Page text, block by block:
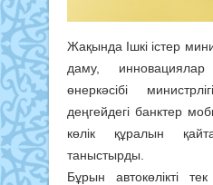
Жақында Ішкі істер
даму,
өнеркәсібі
деңгейдегі банктер
көлік құралын
таныстырды.
Бұрын автокөлікті